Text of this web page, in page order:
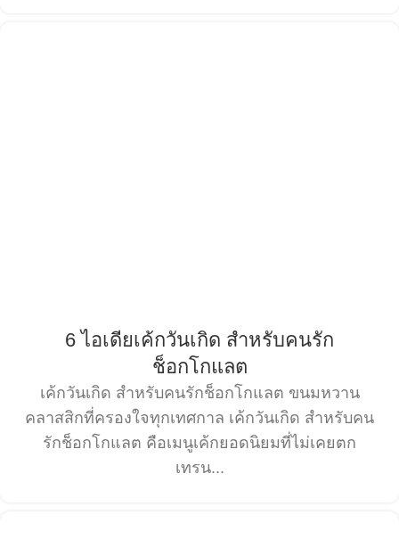
6 ไอเดียเค้กวันเกิด สำหรับคนรัก
ช็อกโกแลต
เค้กวันเกิด สำหรับคนรักช็อกโกแลต ขนมหวาน
คลาสสิกที่ครองใจทุกเทศกาล เค้กวันเกิด สำหรับคน
รักช็อกโกแลต คือเมนูเค้กยอดนิยมที่ไม่เคยตก
เทรน...